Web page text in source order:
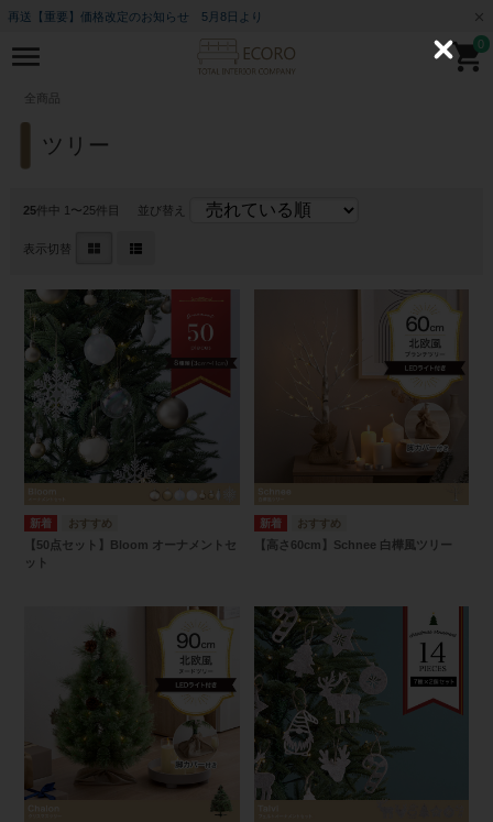
再送【重要】価格改定のお知らせ 5月8日より
0
全商品
ツリー
25件中 1〜25件目 並び替え
表示切替
【50点セット】Bloom オーナメントセ
ット
【高さ60cm】Schnee 白樺風ツリー
C